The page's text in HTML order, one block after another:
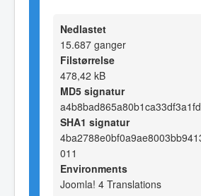
Nedlastet
15.687 ganger
Filstørrelse
478,42 kB
MD5 signatur
SHA1 signatur
011
Environments
Joomla! 4 Translations